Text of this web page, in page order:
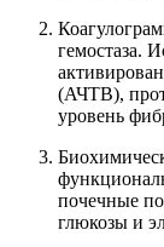
гемостаза.
(АЧТВ),
уровень
почечные
глюкозы и